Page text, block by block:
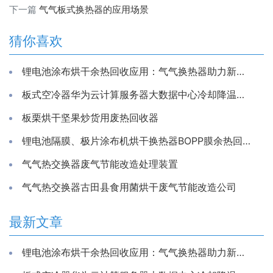
下一篇 气气板式换热器的应用场景
猜你喜欢
锂电池涂布烘干余热回收应用：气气换热器助力新能源生产节能降耗
板式空冷器华为云计算服务器大数据中心冷却降温换散热装置制冷藏库房系统冷能量回收器
板栗烘干坚果炒货用废热回收器
锂电池隔膜、极片涂布机烘干换热器BOPP膜余热回收装置
气气热交换器废气节能改造处理装置
气气热交换器古田县食用菌烘干废气节能改造公司
最新文章
锂电池涂布烘干余热回收应用：气气换热器助力新能源生产节能降耗